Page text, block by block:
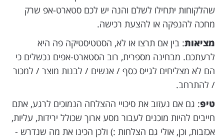
שהלקוחות יתחילו לשלם והנה יש לכם סטארט-אפ שרק
מחכה להנפקה או להצעת רכישה.
מציאות: בין אם תרצו או לא, הסטטיסטיקה פה היא
לרעתכם. מבחינה מספרית, רוב הסטארט-אפים נכשלים כי
הם לא מצליחים לגייס כסף / אנשים / לבנות מוצר / למכור
/ להתרחב.
טיפ: גם אם נעזוב את סיכויי ההצלחה הנמוכים לרגע, אתם
חייבים להיות מוכנים לעבור מסע ארוך שכולל ירידות, עליות,
אכזבות, וכן, אולי גם הצלחות :) ולכן הכינו את מה שנדרש -